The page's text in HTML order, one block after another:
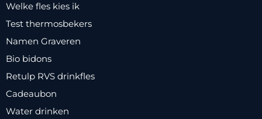
Welke fles kies ik
Test thermosbekers
Namen Graveren
Bio bidons
Retulp RVS drinkfles
Cadeaubon
Water drinken